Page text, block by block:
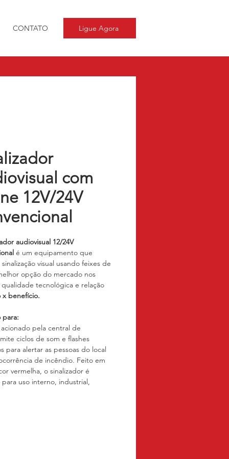
CONTATO Ligue Agora
com
12V/24V
audiovisual 12/24V
é um equipamento que
visual usando feixes de
opção do mercado nos
tecnológica e relação
x benefício.
para:
pela central de
ciclos de som e flashes
para alertar as pessoas do local
de incêndio. Feito em
vermelha, o sinalizador é
uso interno, industrial,